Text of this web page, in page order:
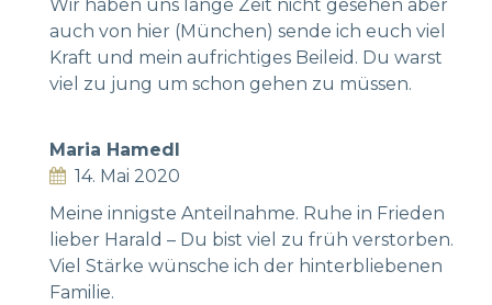
Wir haben uns lange Zeit nicht gesehen aber
auch von hier (München) sende ich euch viel
Kraft und mein aufrichtiges Beileid. Du warst
viel zu jung um schon gehen zu müssen.
Maria Hamedl
14. Mai 2020
Meine innigste Anteilnahme. Ruhe in Frieden
lieber Harald – Du bist viel zu früh verstorben.
Viel Stärke wünsche ich der hinterbliebenen
Familie.